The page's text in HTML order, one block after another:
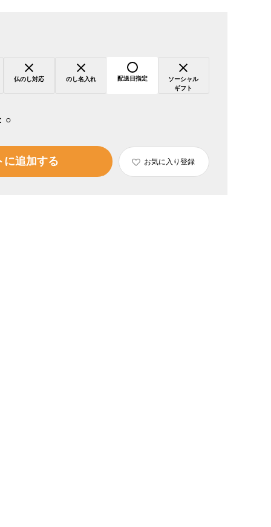
仏のし対応 のし名入れ 配送日指定
ソーシャル
ギフト
○
に追加する お気に入り登録